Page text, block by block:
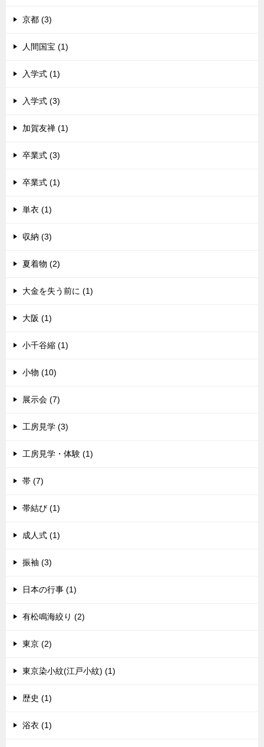
京都 (3)
人間国宝 (1)
入学式 (1)
入学式 (3)
加賀友禅 (1)
卒業式 (3)
卒業式 (1)
単衣 (1)
収納 (3)
夏着物 (2)
大金を失う前に (1)
大阪 (1)
小千谷縮 (1)
小物 (10)
展示会 (7)
工房見学 (3)
工房見学・体験 (1)
帯 (7)
帯結び (1)
成人式 (1)
振袖 (3)
日本の行事 (1)
有松鳴海絞り (2)
東京 (2)
東京染小紋(江戸小紋) (1)
歴史 (1)
浴衣 (1)